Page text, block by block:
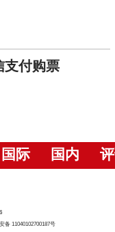
支付购票
国际 国内
备 11040102700187号